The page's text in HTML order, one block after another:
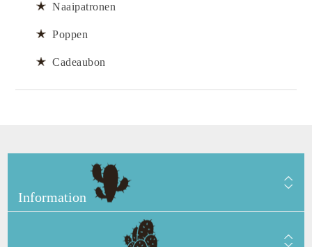
Naaipatronen
Poppen
Cadeaubon
Information